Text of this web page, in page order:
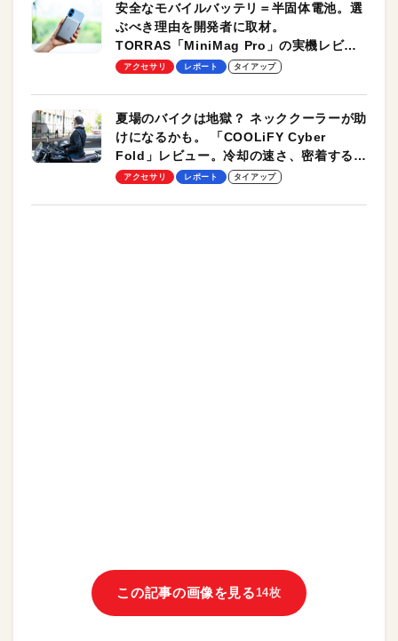
安全なモバイルバッテリ＝半固体電池。選
ぶべき理由を開発者に取材。
TORRAS「MiniMag Pro」の実機レビュ
ーも
アクセサリ レポート タイアップ
夏場のバイクは地獄？ ネッククーラーが助
けになるかも。 「COOLiFY Cyber
Fold」レビュー。冷却の速さ、密着する冷
却プレート、シンプルな操作性がグッド！
アクセサリ レポート タイアップ
この記事の画像を見る14枚